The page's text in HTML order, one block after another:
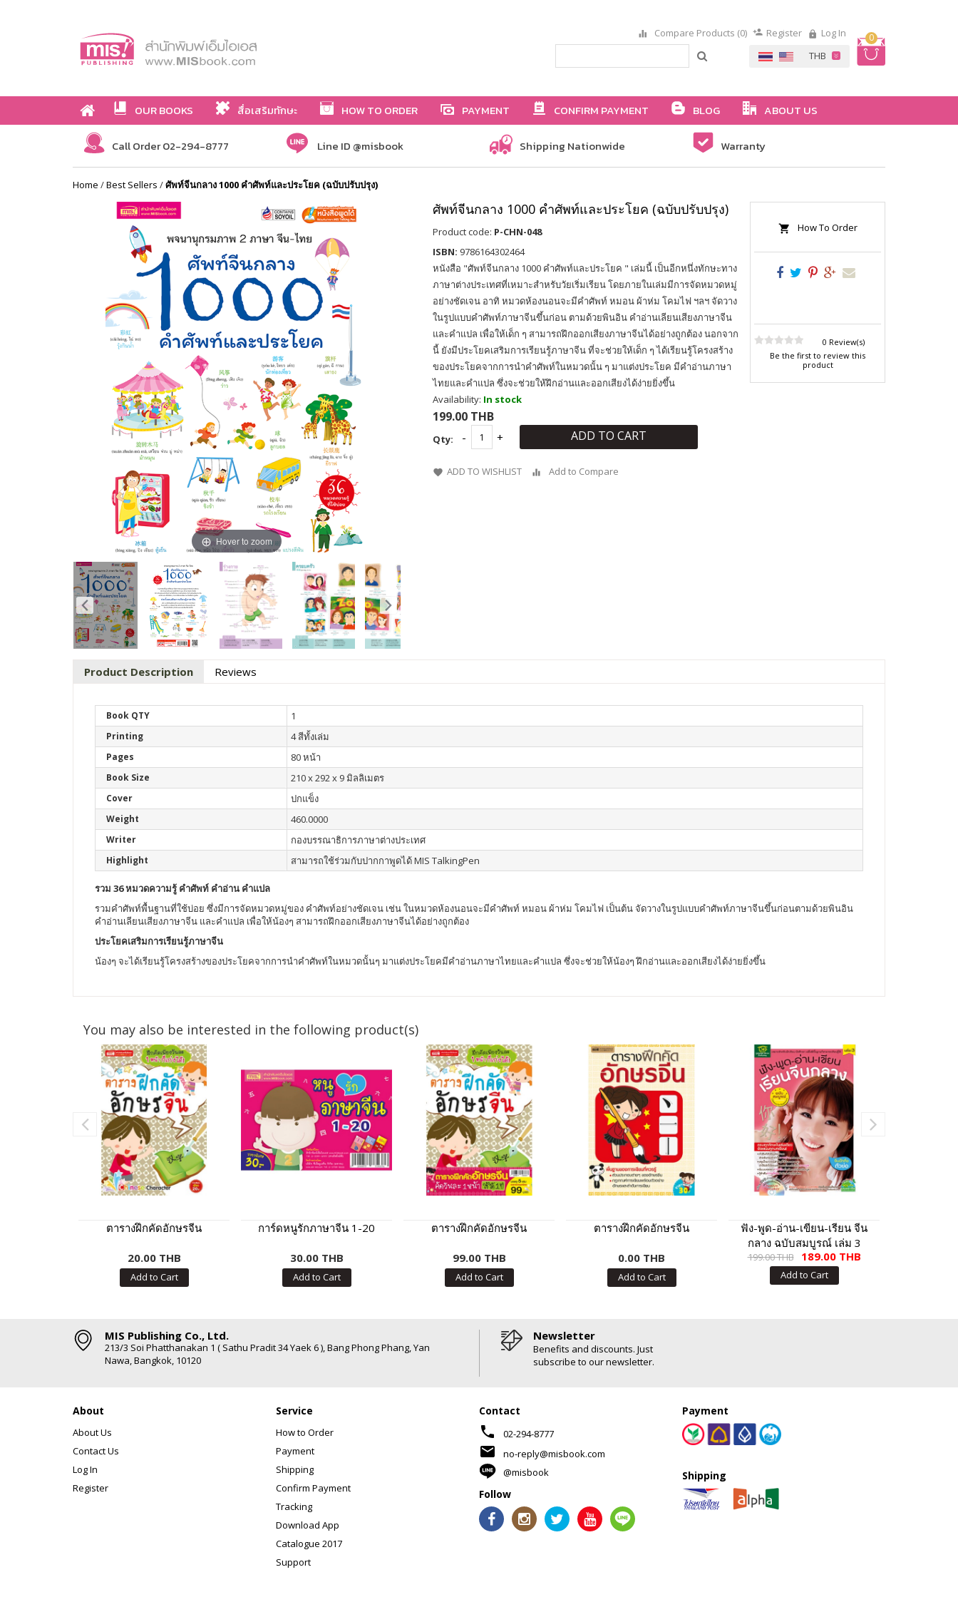
0
Compare Products (0) Register Log In
OUR BOOKS สื่อเสริมทักษะ HOW TO ORDER PAYMENT CONFIRM PAYMENT BLOG ABOUT US
Call Order 02-294-8777 Line ID @misbook Shipping Nationwide Warranty
Home /Best Sellers /ศัพท์จีนกลาง 1000 คำศัพท์และประโยค (ฉบับปรับปรุง)
Hover to zoom
ศัพท์จีนกลาง 1000 คำศัพท์และประโยค (ฉบับปรับปรุง)
Product code: P-CHN-048
ISBN: 9786164302464
หนังสือ "ศัพท์จีนกลาง 1000 คำศัพท์และประโยค " เล่มนี้ เป็นอีกหนึ่งทักษะทาง
ภาษาต่างประเทศที่เหมาะสำหรับวัยเริ่มเรียน โดยภายในเล่มมีการจัดหมวดหมู่
อย่างชัดเจน อาทิ หมวดห้องนอนจะมีคำศัพท์ หมอน ผ้าห่ม โคมไฟ ฯลฯ จัดวาง
ในรูปแบบคำศัพท์ภาษาจีนขึ้นก่อน ตามด้วยพินอิน คำอ่านเลียนเสียงภาษาจีน
และคำแปล เพื่อให้เด็ก ๆ สามารถฝึกออกเสียงภาษาจีนได้อย่างถูกต้อง นอกจาก
นี้ ยังมีประโยคเสริมการเรียนรู้ภาษาจีน ที่จะช่วยให้เด็ก ๆ ได้เรียนรู้โครงสร้าง
ของประโยคจากการนำคำศัพท์ในหมวดนั้น ๆ มาแต่งประโยค มีคำอ่านภาษา
ไทยและคำแปล ซึ่งจะช่วยให้ฝึกอ่านและออกเสียงได้ง่ายยิ่งขึ้น
Availability: In stock
199.00 THB
Qty: ADD TO CART
ADD TO WISHLIST Add to Compare
How To Order
0 Review(s)
Be the first to review this
product
Product Description Reviews
Book QTY 1
Printing 4 สีทั้งเล่ม
Pages 80 หน้า
Book Size 210 x 292 x 9 มิลลิเมตร
Cover ปกแข็ง
Weight 460.0000
Writer กองบรรณาธิการภาษาต่างประเทศ
Highlight สามารถใช้ร่วมกับปากกาพูดได้ MIS TalkingPen
รวม 36 หมวดความรู้ คำศัพท์ คำอ่าน คำแปล
รวมคำศัพท์พื้นฐานที่ใช้บ่อย ซึ่งมีการจัดหมวดหมู่ของ คำศัพท์อย่างชัดเจน เช่น ในหมวดห้องนอนจะมีคำศัพท์ หมอน ผ้าห่ม โคมไฟ เป็นต้น จัดวางในรูปแบบคำศัพท์ภาษาจีนขึ้นก่อนตามด้วยพินอิน
คำอ่านเลียนเสียงภาษาจีน และคำแปล เพื่อให้น้องๆ สามารถฝึกออกเสียงภาษาจีนได้อย่างถูกต้อง
ประโยคเสริมการเรียนรู้ภาษาจีน
น้องๆ จะได้เรียนรู้โครงสร้างของประโยคจากการนำคำศัพท์ในหมวดนั้นๆ มาแต่งประโยคมีคำอ่านภาษาไทยและคำแปล ซึ่งจะช่วยให้น้องๆ ฝึกอ่านและออกเสียงได้ง่ายยิ่งขึ้น
You may also be interested in the following product(s)
ตารางฝึกคัดอักษรจีน
20.00 THB
Add to Cart
การ์ดหนูรักภาษาจีน 1-20
30.00 THB
Add to Cart
ตารางฝึกคัดอักษรจีน
99.00 THB
Add to Cart
ตารางฝึกคัดอักษรจีน
0.00 THB
Add to Cart
ฟัง-พูด-อ่าน-เขียน-เรียน จีน
กลาง ฉบับสมบูรณ์ เล่ม 3
199.00 THB 189.00 THB
Add to Cart
MIS Publishing Co., Ltd.
213/3 Soi Phatthanakan 1 ( Sathu Pradit 34 Yaek 6 ), Bang Phong Phang, Yan
Nawa, Bangkok, 10120
Newsletter
Benefits and discounts. Just
subscribe to our newsletter.
About
About Us
Contact Us
Log In
Register
Service
How to Order
Payment
Shipping
Confirm Payment
Tracking
Download App
Catalogue 2017
Support
Contact
phone 02-294-8777
mail
no-reply@misbook.com
@misbook
Follow
Payment
Shipping